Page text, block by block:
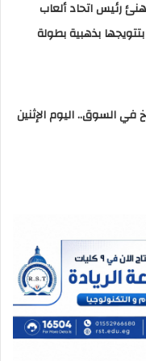
رئيس اتحاد ألعاب
بذهبية بطولة
في السوق.. اليوم الإثنين